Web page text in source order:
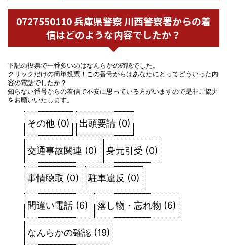
0727550110 兵庫県警察 川西警察署からの着
信はどのような内容でしたか？
下記の投票で一番多いのはなんらかの確認でした。
クリックだけの簡単投票！この番号からはあなたにとってどういった内
容の電話でしたか？
知らない番号からの着信で不安に思っている方がいますので是非ご協力
をお願いいたします。
その他 (0) 出頭要請 (0)
交通事故関連 (0) 身元引受 (0)
事情聴取 (0) 駐車違反 (0)
間違い電話 (6) 落し物・忘れ物 (6)
なんらかの確認 (19)